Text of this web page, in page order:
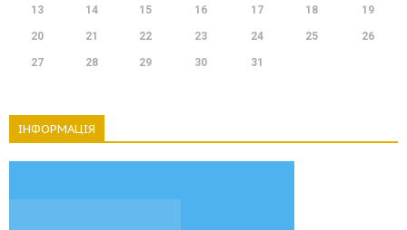
13 14 15 16 17 18 19
20 21 22 23 24 25 26
27 28 29 30 31
ІНФОРМАЦІЯ